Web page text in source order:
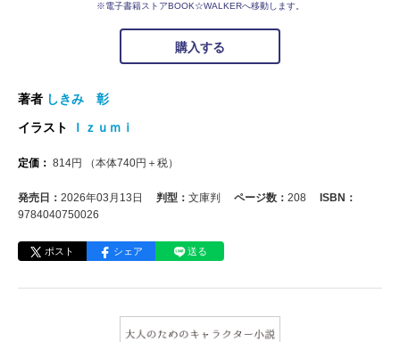
※電子書籍ストアBOOK☆WALKERへ移動します。
購入する
著者 しきみ 彰
イラスト
Ｉｚｕｍｉ
定価： 814円 （本体740円＋税）
発売日： 2026年03月13日 判型： 文庫判 ページ数： 208
ISBN：
9784040750026
ポスト シェア 送る